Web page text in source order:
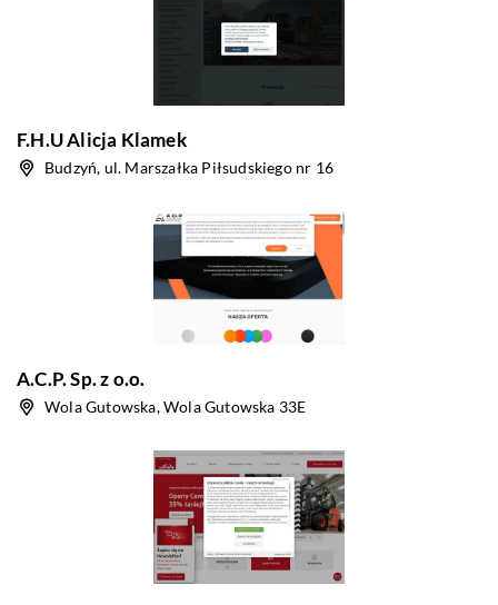
F.H.U Alicja Klamek
Budzyń, ul. Marszałka Piłsudskiego nr 16
A.C.P. Sp. z o.o.
Wola Gutowska, Wola Gutowska 33E